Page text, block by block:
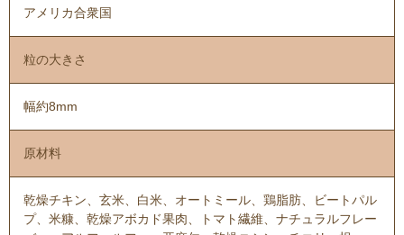
アメリカ合衆国
粒の大きさ
幅約8mm
原材料
乾燥チキン、玄米、白米、オートミール、鶏脂肪、ビートパル
プ、米糠、乾燥アボカド果肉、トマト繊維、ナチュラルフレー